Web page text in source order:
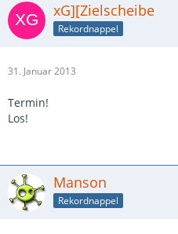
xG][Zielscheibe
Rekordnappel
31. Januar 2013
Termin!
Los!
Manson
Rekordnappel